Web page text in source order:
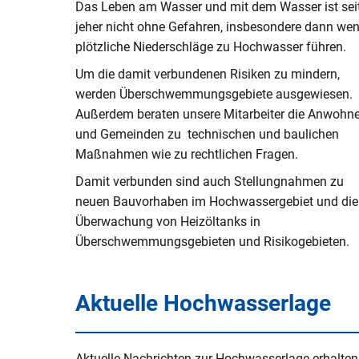
Radtouren & Wanderwege
Museen & Ausstellungsorte
Veranstaltungen
Badespaß
Essen & Trinken
Rottaler Hoftour
Besucherlenkung am Unteren Inn
Frauenstein
Öko-
Breitband
Stiftung
Rottal-Inn
Region
LEADER
Das Leben am Wasser und mit dem Wasser ist
jeher nicht ohne Gefahren, insbesondere dann
plötzliche Niederschläge zu Hochwasser führen.
Um die damit verbundenen Risiken zu mindern,
werden Überschwemmungsgebiete ausgewiesen.
Außerdem beraten unsere Mitarbeiter die
und Gemeinden zu technischen und baulichen
Maßnahmen wie zu rechtlichen Fragen.
Damit verbunden sind auch Stellungnahmen zu
neuen Bauvorhaben im Hochwassergebiet und die
Überwachung von Heizöltanks in
Überschwemmungsgebieten und Risikogebieten.
Aktuelle Hochwasserlage